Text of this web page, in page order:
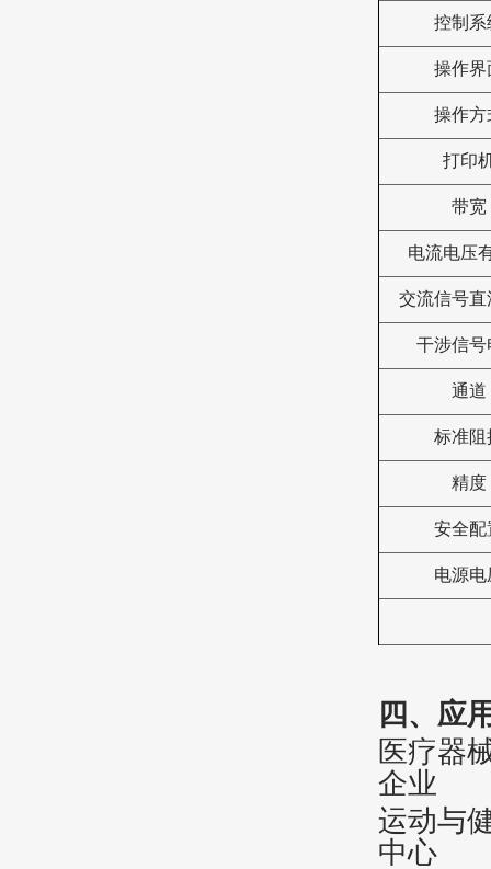
控制系
操作界
操作方
打印
带宽
电流电压
交流信号
干涉信号
通道
标准阻
精度
安全配
电源电
四、应
医疗器
企业
运动与
中心